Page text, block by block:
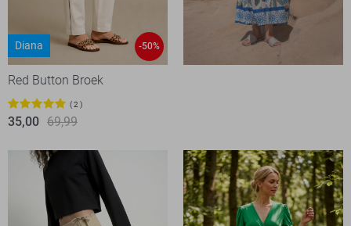
Diana -50%
Red Button Broek
2
35,00 69,99